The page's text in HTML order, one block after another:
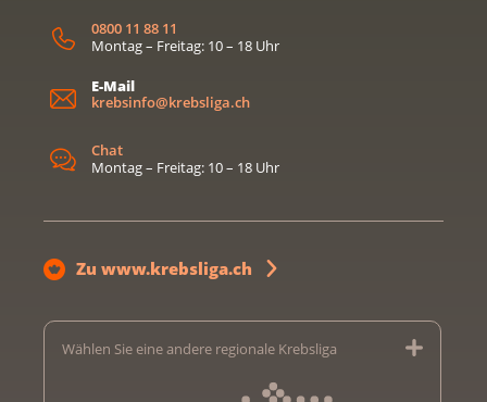
0800 11 88 11
Montag – Freitag: 10 – 18 Uhr
E-Mail
krebsinfo@krebsliga.ch
Chat
Montag – Freitag: 10 – 18 Uhr
Zu www.krebsliga.ch
Wählen Sie eine andere regionale Krebsliga